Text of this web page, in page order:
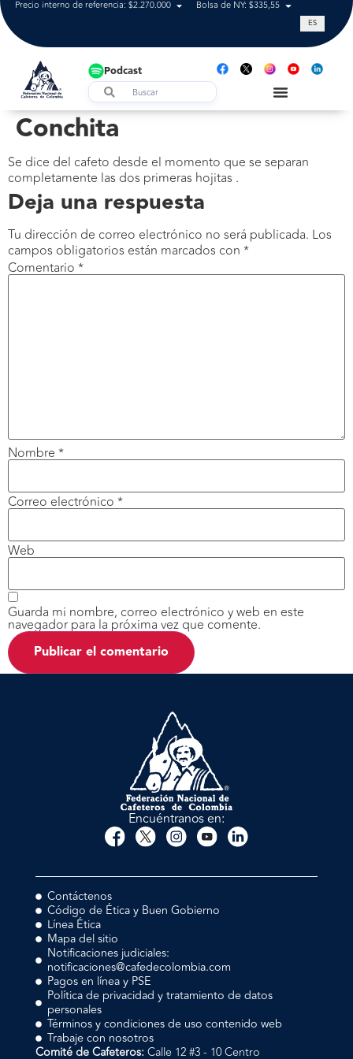
Precio interno de referencia: $2.270.000 Bolsa de NY: $335,55 Tasa de
ES
Podcast
Conchita
Se dice del cafeto desde el momento que se separan
completamente las dos primeras hojitas .
Deja una respuesta
Tu dirección de correo electrónico no será publicada. Los
campos obligatorios están marcados con *
Comentario *
Nombre *
Correo electrónico *
Web
Guarda mi nombre, correo electrónico y web en este
navegador para la próxima vez que comente.
Encuéntranos en:
Contáctenos
Código de Ética y Buen Gobierno
Línea Ética
Mapa del sitio
Notificaciones judiciales:
notificaciones@cafedecolombia.com
Pagos en línea y PSE
Política de privacidad y tratamiento de datos
personales
Términos y condiciones de uso contenido web
Trabaje con nosotros
Comité de Cafeteros: Calle 12 #3 - 10 Centro